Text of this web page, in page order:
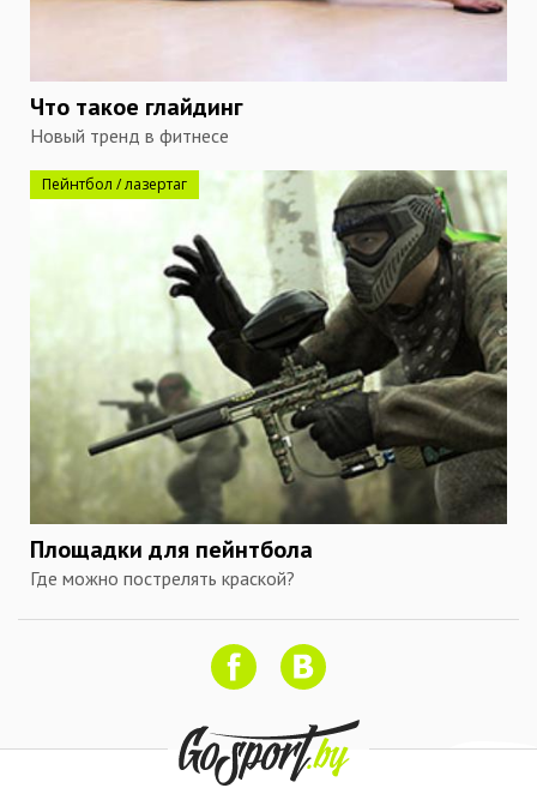
Что такое глайдинг
Новый тренд в фитнесе
Пейнтбол / лазертаг
Площадки для пейнтбола
Где можно пострелять краской?